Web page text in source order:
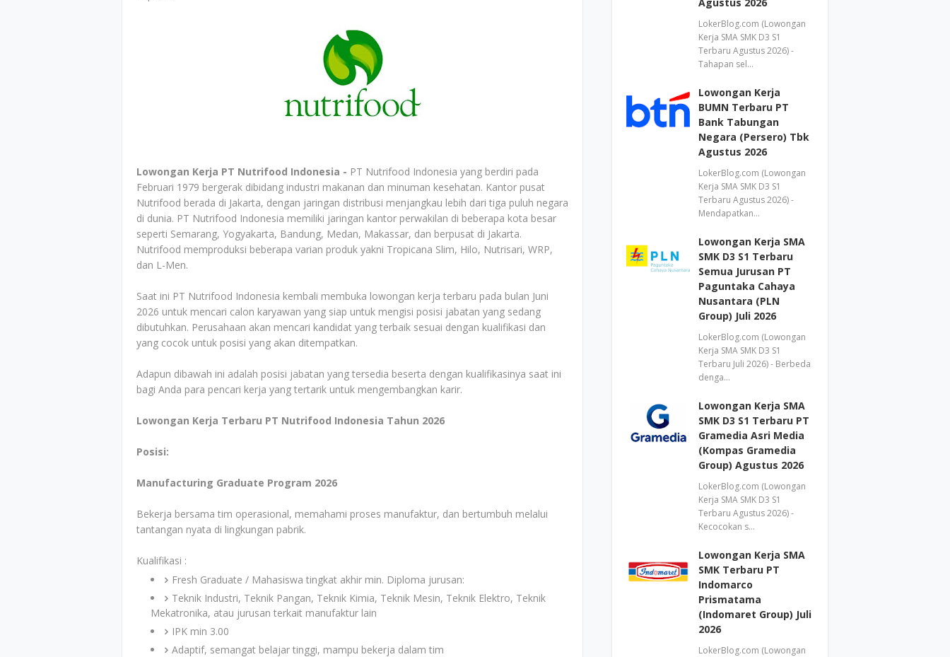
Lowongan Kerja PT Nutrifood Indonesia - PT Nutrifood Indonesia yang berdiri pada
Februari 1979 bergerak dibidang industri makanan dan minuman kesehatan. Kantor pusat
Nutrifood berada di Jakarta, dengan jaringan distribusi menjangkau lebih dari tiga puluh negara
di dunia. PT Nutrifood Indonesia memiliki jaringan kantor perwakilan di beberapa kota besar
seperti Semarang, Yogyakarta, Bandung, Medan, Makassar, dan berpusat di Jakarta.
Nutrifood memproduksi beberapa varian produk yakni Tropicana Slim, Hilo, Nutrisari, WRP,
dan L-Men.
Saat ini PT Nutrifood Indonesia kembali membuka lowongan kerja terbaru pada bulan Juni
2026 untuk mencari calon karyawan yang siap untuk mengisi posisi jabatan yang sedang
dibutuhkan. Perusahaan akan mencari kandidat yang terbaik sesuai dengan kualifikasi dan
yang cocok untuk posisi yang akan ditempatkan.
Adapun dibawah ini adalah posisi jabatan yang tersedia beserta dengan kualifikasinya saat ini
bagi Anda para pencari kerja yang tertarik untuk mengembangkan karir.
Lowongan Kerja Terbaru PT Nutrifood Indonesia Tahun 2026
Posisi:
Manufacturing Graduate Program 2026
Bekerja bersama tim operasional, memahami proses manufaktur, dan bertumbuh melalui
tantangan nyata di lingkungan pabrik.
Kualifikasi :
Fresh Graduate / Mahasiswa tingkat akhir min. Diploma jurusan:
Teknik Industri, Teknik Pangan, Teknik Kimia, Teknik Mesin, Teknik Elektro, Teknik
Mekatronika, atau jurusan terkait manufaktur lain
IPK min 3.00
Adaptif, semangat belajar tinggi, mampu bekerja dalam tim
LokerBlog.com (Lowongan
Kerja SMA SMK D3 S1
Terbaru Agustus 2026) -
Tahapan sel…
Lowongan Kerja
BUMN Terbaru PT
Bank Tabungan
Negara (Persero) Tbk
Agustus 2026
LokerBlog.com (Lowongan
Kerja SMA SMK D3 S1
Terbaru Agustus 2026) -
Mendapatkan…
Lowongan Kerja SMA
SMK D3 S1 Terbaru
Semua Jurusan PT
Paguntaka Cahaya
Nusantara (PLN
Group) Juli 2026
LokerBlog.com (Lowongan
Kerja SMA SMK D3 S1
Terbaru Juli 2026) - Berbeda
denga…
Lowongan Kerja SMA
SMK D3 S1 Terbaru PT
Gramedia Asri Media
(Kompas Gramedia
Group) Agustus 2026
LokerBlog.com (Lowongan
Kerja SMA SMK D3 S1
Terbaru Agustus 2026) -
Kecocokan s…
Lowongan Kerja SMA
SMK Terbaru PT
Indomarco
Prismatama
(Indomaret Group) Juli
2026
LokerBlog.com (Lowongan